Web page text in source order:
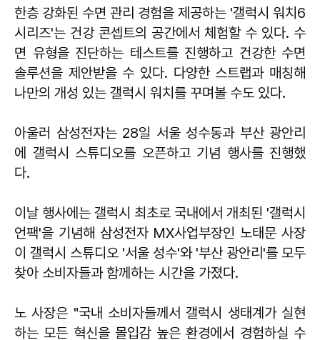
한층 강화된 수면 관리 경험을 제공하는 '갤럭시 워치6
시리즈'는 건강 콘셉트의 공간에서 체험할 수 있다. 수
면 유형을 진단하는 테스트를 진행하고 건강한 수면
솔루션을 제안받을 수 있다. 다양한 스트랩과 매칭해
나만의 개성 있는 갤럭시 워치를 꾸며볼 수도 있다.
아울러 삼성전자는 28일 서울 성수동과 부산 광안리
에 갤럭시 스튜디오를 오픈하고 기념 행사를 진행했
다.
이날 행사에는 갤럭시 최초로 국내에서 개최된 '갤럭시
언팩'을 기념해 삼성전자 MX사업부장인 노태문 사장
이 갤럭시 스튜디오 '서울 성수'와 '부산 광안리'를 모두
찾아 소비자들과 함께하는 시간을 가졌다.
노 사장은 "국내 소비자들께서 갤럭시 생태계가 실현
하는 모든 혁신을 몰입감 높은 환경에서 경험하실 수